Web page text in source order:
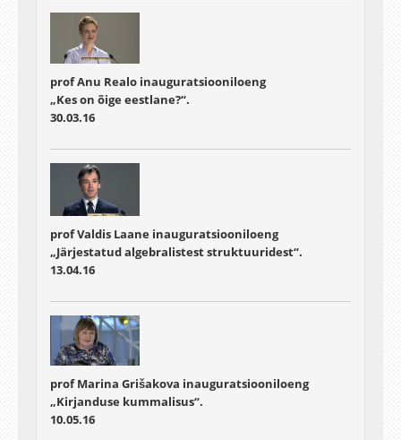
prof Anu Realo inauguratsiooniloeng
„Kes on õige eestlane?“.
30.03.16
prof Valdis Laane inauguratsiooniloeng
„Järjestatud algebralistest struktuuridest“.
13.04.16
prof Marina Grišakova inauguratsiooniloeng
„Kirjanduse kummalisus“.
10.05.16